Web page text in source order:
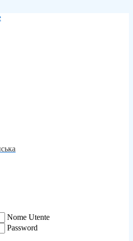
Nome Utente
Password